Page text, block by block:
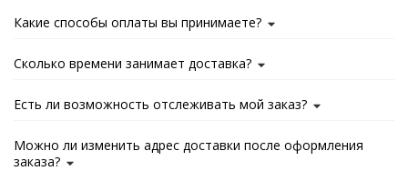
Какие способы оплаты вы принимаете?
Сколько времени занимает доставка?
Есть ли возможность отслеживать мой заказ?
Можно ли изменить адрес доставки после оформления
заказа?